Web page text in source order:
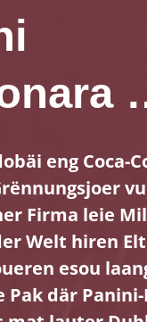
eng Coca-
Firma leie
Welt hiren
esou
Pak där